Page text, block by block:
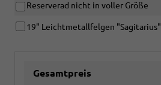
Reserverad nicht in voller Größe
19" Leichtmetallfelgen "Sagitarius"
Gesamtpreis